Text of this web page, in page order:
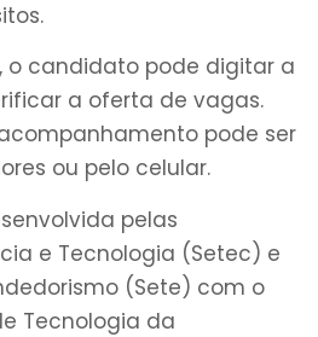
o candidato pode digitar a
a oferta de vagas.
pode ser
ou pelo celular.
pelas
e Tecnologia (Setec) e
(Sete) com o
Tecnologia da